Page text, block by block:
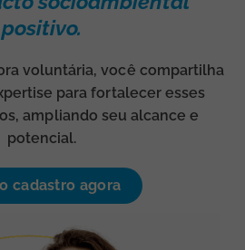
positivo.
voluntária, você compartilha
para fortalecer esses
ampliando seu alcance e
potencial.
o cadastro agora